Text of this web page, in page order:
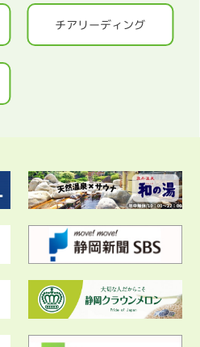
チアリーディング